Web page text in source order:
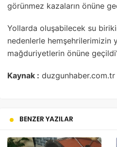
görünmez kazaların önüne
Yollarda oluşabilecek su
nedenlerle hemşehrilerimizin
mağduriyetlerin önüne
Kaynak : duzgunhaber.com.tr
BENZER YAZILAR